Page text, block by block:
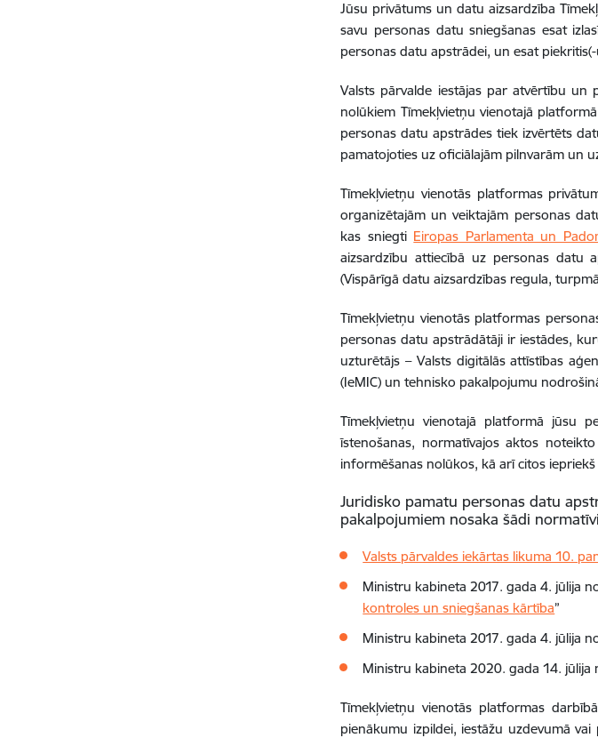
Jūsu privātums un datu aizsardzība
savu personas datu sniegšanas esat
personas datu apstrādei, un esat
Valsts pārvalde iestājas par atvērtību
nolūkiem Tīmekļvietņu vienotajā
personas datu apstrādes tiek izvērtēts
pamatojoties uz oficiālajām pilnvarām un
Tīmekļvietņu vienotās platformas
organizētajām un veiktajām personas
kas sniegti Eiropas Parlamenta un
aizsardzību attiecībā uz personas
(Vispārīgā datu aizsardzības regula,
Tīmekļvietņu vienotās platformas
personas datu apstrādātāji ir iestādes,
uzturētājs – Valsts digitālās attīstības
(IeMIC) un tehnisko pakalpojumu
Tīmekļvietņu vienotajā platformā jūsu
īstenošanas, normatīvajos aktos
informēšanas nolūkos, kā arī citos
Juridisko pamatu personas datu
pakalpojumiem nosaka šādi
Valsts pārvaldes iekārtas likuma 10.
Ministru kabineta 2017. gada 4. jūlija
kontroles un sniegšanas kārtība”
Ministru kabineta 2017. gada 4. jūlija
Ministru kabineta 2020. gada 14. jūlija
Tīmekļvietņu vienotās platformas
pienākumu izpildei, iestāžu uzdevumā